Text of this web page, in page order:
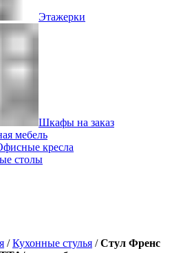
Этажерки
Шкафы на заказ
мебель
кресла
столы
/Кухонные стулья /Стул Френс